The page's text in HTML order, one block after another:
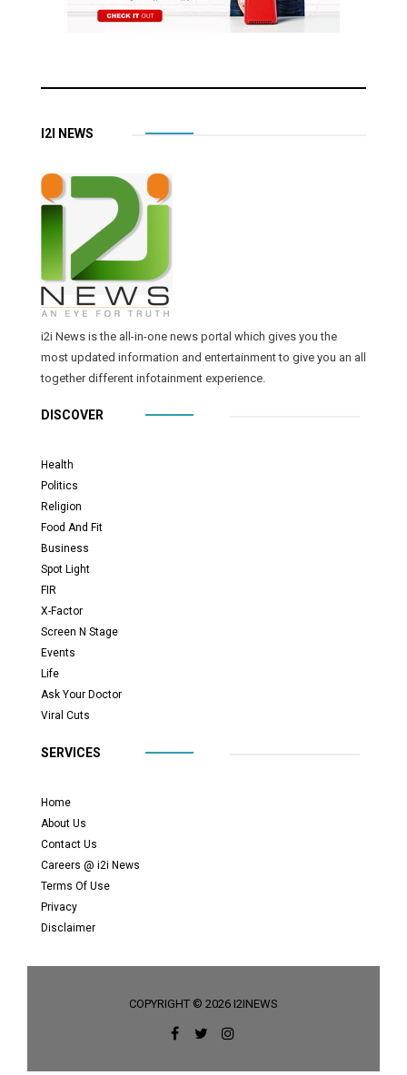
I2I NEWS
i2i News is the all-in-one news portal which gives you the
most updated information and entertainment to give you an all
together different infotainment experience.
DISCOVER
Health
Politics
Religion
Food And Fit
Business
Spot Light
FIR
X-Factor
Screen N Stage
Events
Life
Ask Your Doctor
Viral Cuts
SERVICES
Home
About Us
Contact Us
Careers @ i2i News
Terms Of Use
Privacy
Disclaimer
COPYRIGHT © 2026 I2INEWS